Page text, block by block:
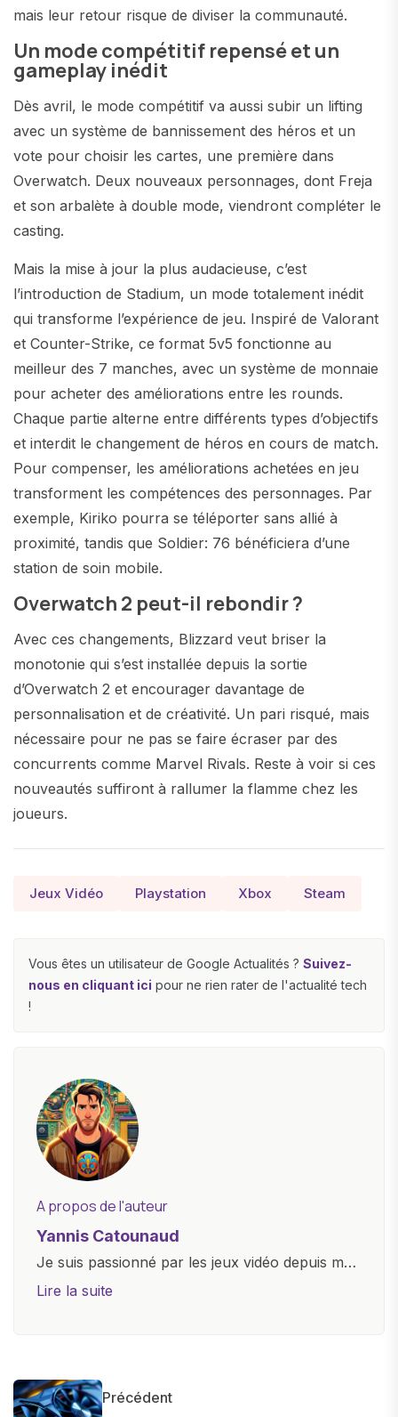
mais leur retour risque de diviser la communauté.
Un mode compétitif repensé et un
gameplay inédit
Dès avril, le mode compétitif va aussi subir un lifting
avec un système de bannissement des héros et un
vote pour choisir les cartes, une première dans
Overwatch. Deux nouveaux personnages, dont Freja
et son arbalète à double mode, viendront compléter le
casting.
Mais la mise à jour la plus audacieuse, c’est
l’introduction de Stadium, un mode totalement inédit
qui transforme l’expérience de jeu. Inspiré de Valorant
et Counter-Strike, ce format 5v5 fonctionne au
meilleur des 7 manches, avec un système de monnaie
pour acheter des améliorations entre les rounds.
Chaque partie alterne entre différents types d’objectifs
et interdit le changement de héros en cours de match.
Pour compenser, les améliorations achetées en jeu
transforment les compétences des personnages. Par
exemple, Kiriko pourra se téléporter sans allié à
proximité, tandis que Soldier: 76 bénéficiera d’une
station de soin mobile.
Overwatch 2 peut-il rebondir ?
Avec ces changements, Blizzard veut briser la
monotonie qui s’est installée depuis la sortie
d’Overwatch 2 et encourager davantage de
personnalisation et de créativité. Un pari risqué, mais
nécessaire pour ne pas se faire écraser par des
concurrents comme Marvel Rivals. Reste à voir si ces
nouveautés suffiront à rallumer la flamme chez les
joueurs.
Jeux Vidéo Playstation Xbox Steam
Vous êtes un utilisateur de Google Actualités ? Suivez-
nous en cliquant ici pour ne rien rater de l'actualité tech
!
A propos de l'auteur
Yannis Catounaud
Je suis passionné par les jeux vidéo depuis mon
plus jeune âge. Mon amour pour l'univers
et bien d'autres gadgets technologiques. Armé
d'une curiosité insatiable, j'aime dévoiler les
Lire la suite
Précédent